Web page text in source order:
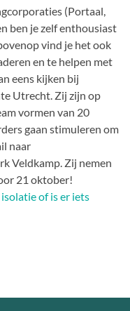
(Portaal,
ben je zelf enthousiast
vind je het ook
en te helpen met
eens kijken bij
Utrecht. Zij zijn op
vormen van 20
gaan stimuleren om
naar
Veldkamp. Zij nemen
21 oktober!